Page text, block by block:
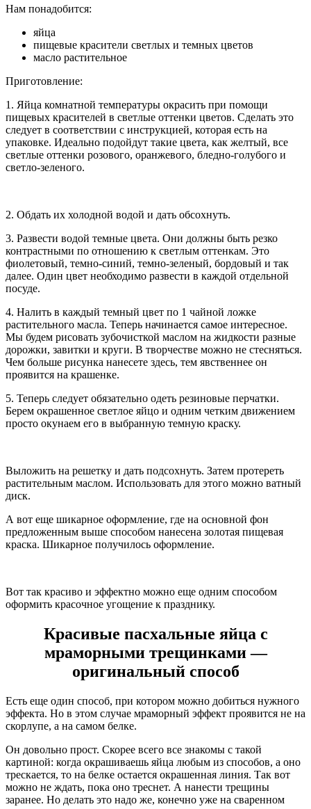
Нам понадобится:
яйца
пищевые красители светлых и темных цветов
масло растительное
Приготовление:
1. Яйца комнатной температуры окрасить при помощи
пищевых красителей в светлые оттенки цветов. Сделать это
следует в соответствии с инструкцией, которая есть на
упаковке. Идеально подойдут такие цвета, как желтый, все
светлые оттенки розового, оранжевого, бледно-голубого и
светло-зеленого.
2. Обдать их холодной водой и дать обсохнуть.
3. Развести водой темные цвета. Они должны быть резко
контрастными по отношению к светлым оттенкам. Это
фиолетовый, темно-синий, темно-зеленый, бордовый и так
далее. Один цвет необходимо развести в каждой отдельной
посуде.
4. Налить в каждый темный цвет по 1 чайной ложке
растительного масла. Теперь начинается самое интересное.
Мы будем рисовать зубочисткой маслом на жидкости разные
дорожки, завитки и круги. В творчестве можно не стесняться.
Чем больше рисунка нанесете здесь, тем явственнее он
проявится на крашенке.
5. Теперь следует обязательно одеть резиновые перчатки.
Берем окрашенное светлое яйцо и одним четким движением
просто окунаем его в выбранную темную краску.
Выложить на решетку и дать подсохнуть. Затем протереть
растительным маслом. Использовать для этого можно ватный
диск.
А вот еще шикарное оформление, где на основной фон
предложенным выше способом нанесена золотая пищевая
краска. Шикарное получилось оформление.
Вот так красиво и эффектно можно еще одним способом
оформить красочное угощение к празднику.
Красивые пасхальные яйца с
мраморными трещинками —
оригинальный способ
Есть еще один способ, при котором можно добиться нужного
эффекта. Но в этом случае мраморный эффект проявится не на
скорлупе, а на самом белке.
Он довольно прост. Скорее всего все знакомы с такой
картиной: когда окрашиваешь яйца любым из способов, а оно
трескается, то на белке остается окрашенная линия. Так вот
можно не ждать, пока оно треснет. А нанести трещины
заранее. Но делать это надо же, конечно уже на сваренном